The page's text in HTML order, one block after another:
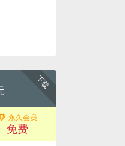
下载
永久会员
免费